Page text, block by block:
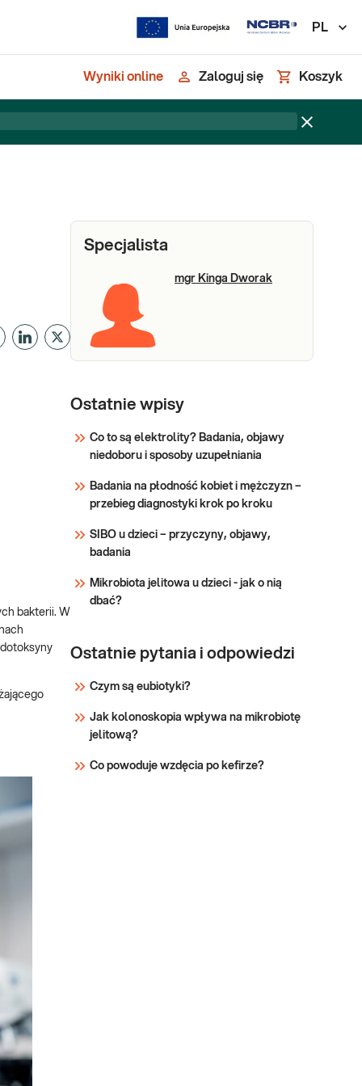
PL
Wyniki online Zaloguj się Koszyk
bakterii. W
Specjalista
mgr Kinga Dworak
Ostatnie wpisy
Co to są elektrolity? Badania, objawy
niedoboru i sposoby uzupełniania
Badania na płodność kobiet i mężczyzn –
przebieg diagnostyki krok po kroku
SIBO u dzieci – przyczyny, objawy,
badania
Mikrobiota jelitowa u dzieci - jak o nią
dbać?
Ostatnie pytania i odpowiedzi
Czym są eubiotyki?
Jak kolonoskopia wpływa na mikrobiotę
jelitową?
Co powoduje wzdęcia po kefirze?